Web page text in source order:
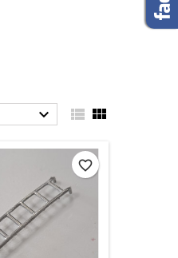
  
favorite_border